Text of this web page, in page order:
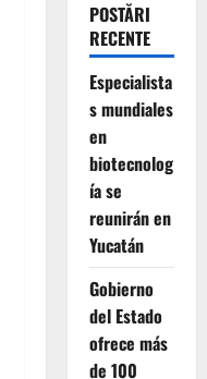
POSTĂRI
RECENTE
Especialista
s mundiales
en
biotecnolog
ía se
reunirán en
Yucatán
Gobierno
del Estado
ofrece más
de 100